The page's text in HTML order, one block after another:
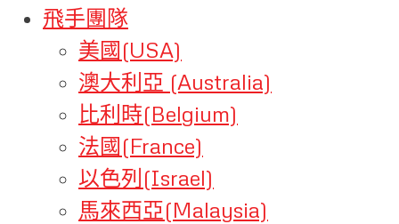
飛手團隊
美國(USA)
澳大利亞 (Australia)
比利時(Belgium)
法國(France)
以色列(Israel)
馬來西亞(Malaysia)